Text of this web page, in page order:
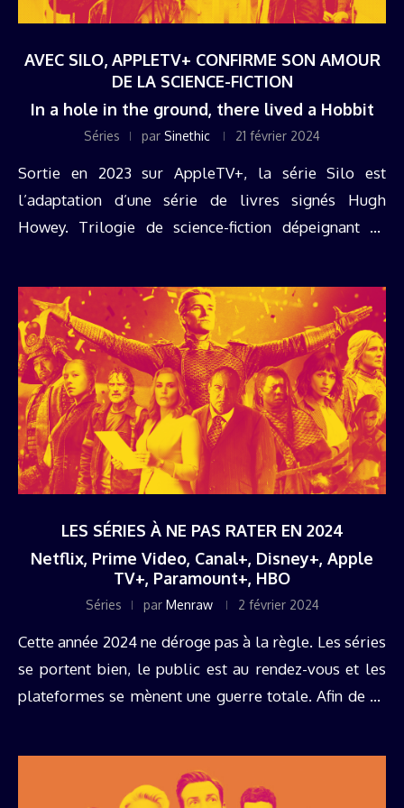
AVEC SILO, APPLETV+ CONFIRME SON AMOUR
DE LA SCIENCE-FICTION
In a hole in the ground, there lived a Hobbit
Séries par Sinethic 21 février 2024
Sortie en 2023 sur AppleTV+, la série Silo est
l’adaptation d’une série de livres signés Hugh
Howey. Trilogie de science-fiction dépeignant un
LES SÉRIES À NE PAS RATER EN 2024
Netflix, Prime Video, Canal+, Disney+, Apple
TV+, Paramount+, HBO
Séries par Menraw 2 février 2024
Cette année 2024 ne déroge pas à la règle. Les séries
se portent bien, le public est au rendez-vous et les
plateformes se mènent une guerre totale. Afin de ne